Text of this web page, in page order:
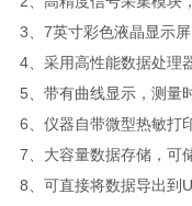
3、7英寸彩色液晶显示
4、采用高性能数据处理
5、带有曲线显示，测量
6、仪器自带微型热敏打
7、大容量数据存储，可
8、可直接将数据导出到